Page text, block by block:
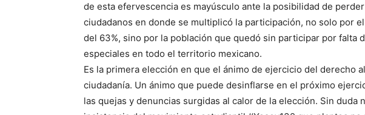
de esta efervescencia es mayúsculo ante la posibilidad de
ciudadanos en donde se multiplicó la participación, no solo por
del 63%, sino por la población que quedó sin participar por falta
especiales en todo el territorio mexicano.
Es la primera elección en que el ánimo de ejercicio del derecho
ciudadanía. Un ánimo que puede desinflarse en el próximo
las quejas y denuncias surgidas al calor de la elección. Sin duda